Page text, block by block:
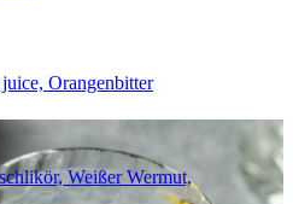
Orangenbitter
Weißer Wermut,